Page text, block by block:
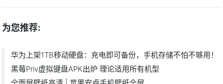
为您推荐:
华为上架1TB移动硬盘：充电即可备份，手机存储不怕不够用！
黑莓Priv虚拟键盘APK出炉 理论适用所有机型